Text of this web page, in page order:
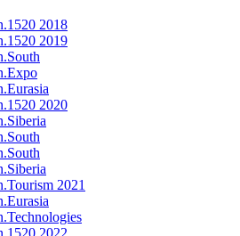
2018
2019
2020
2021
2022